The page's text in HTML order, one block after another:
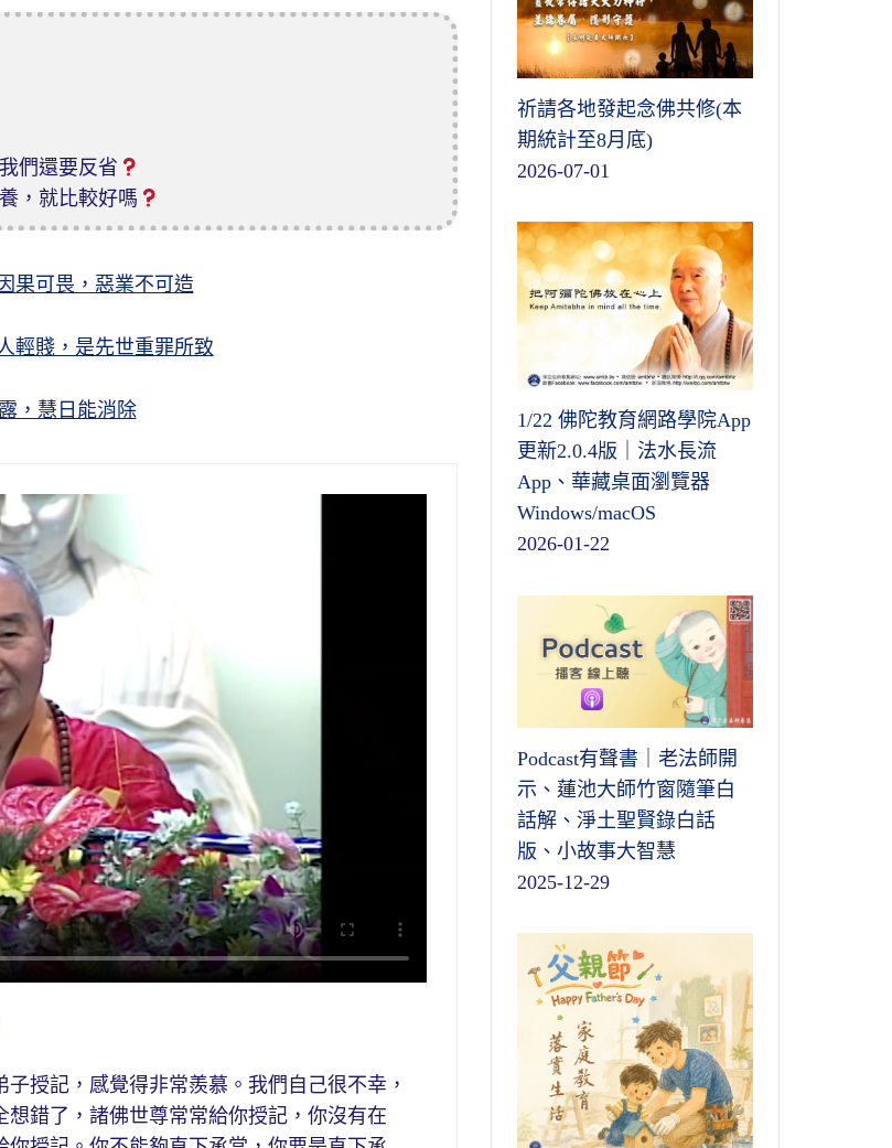
們還要反省
，就比較好嗎
果可畏，惡業不可造
輕賤，是先世重罪所致
，慧日能消除
記，感覺得非常羨慕。我們自己很不幸，
錯了，諸佛世尊常常給你授記，你沒有在
祈請各地發起念佛共修(本
期統計至8月底)
2026-07-01
1/22 佛陀教育網路學院App
更新2.0.4版｜法水長流
App、華藏桌面瀏覽器
Windows/macOS
2026-01-22
Podcast有聲書｜老法師開
示、蓮池大師竹窗隨筆白
話解、淨土聖賢錄白話
版、小故事大智慧
2025-12-29